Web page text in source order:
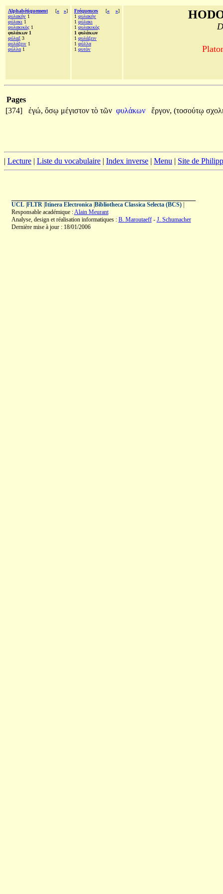
Alphabétiquement [« »]
φυλακήν 1
φύλακι 1
φυλακικὸς 1
φυλάκων 1
φύλαξ 3
φυλάξειν 1
φύλλα 1
Fréquences [« »]
1 φυλακήν
1 φύλακι
1 φυλακικὸς
1 φυλάκων
1 φυλάξειν
1 φύλλα
1 φυτὸν
Pages
[374]
ἐγώ, ὅσῳ μέγιστον τὸ τῶν φυλάκων ἔργον, (τοσούτῳ
| Lecture | Liste du vocabulaire | Index inverse | Menu | Site de
UCL| FLTR| Itinera Electronica| Bibliotheca Classica Selecta (BCS)|
Responsable académique :Alain Meurant
Analyse, design et réalisation informatiques : B. Maroutaeff- J. Schumacher
Dernière mise à jour : 18/01/2006